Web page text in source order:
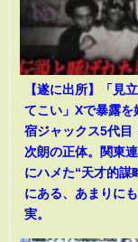
【遂に出所】「見
てこい」Xで暴露を
宿ジャックス5代目
次朗の正体。関東
にハメた“天才的謀
にある、あまりに
実。